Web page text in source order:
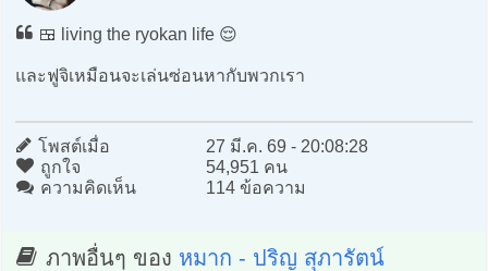
🍱 living the ryokan life 😌
และฟูจิเหมือนจะเล่นซ่อนหากับพวกเรา
โพสต์เมื่อ
27 มี.ค. 69 - 20:08:28
ถูกใจ
54,951 คน
ความคิดเห็น
114 ข้อความ
ภาพอื่นๆ ของ หมาก - ปริญ สุภารัตน์